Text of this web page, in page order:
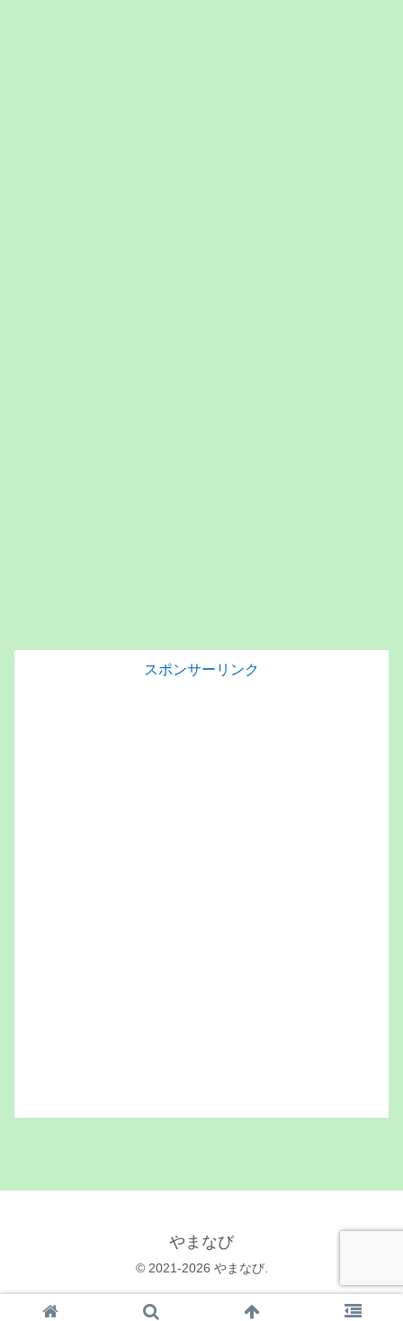
スポンサーリンク
やまなび
© 2021-2026 やまなび.